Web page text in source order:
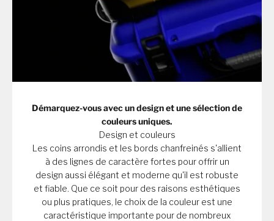
Démarquez-vous avec un design et une sélection de
couleurs uniques.
Design et couleurs
Les coins arrondis et les bords chanfreinés s'allient
à des lignes de caractère fortes pour offrir un
design aussi élégant et moderne qu'il est robuste
et fiable. Que ce soit pour des raisons esthétiques
ou plus pratiques, le choix de la couleur est une
caractéristique importante pour de nombreux